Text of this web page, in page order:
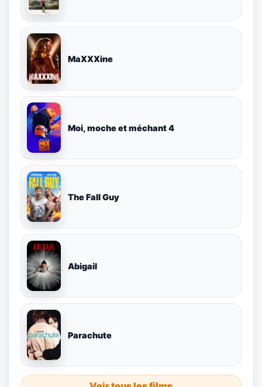
MaXXXine
Moi, moche et méchant 4
The Fall Guy
Abigail
Parachute